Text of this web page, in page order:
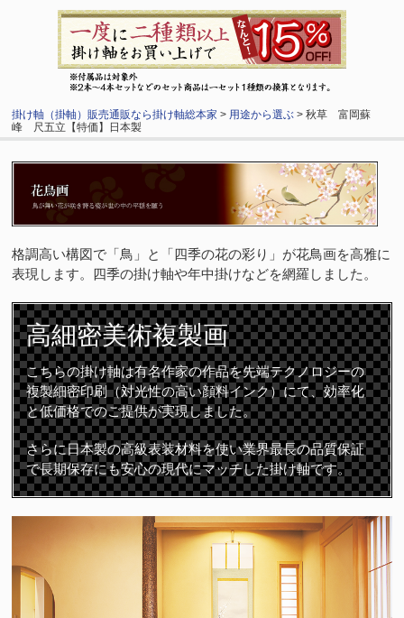
掛け軸（掛軸）販売通販なら掛け軸総本家 > 用途から選ぶ > 秋草 富岡蘇
峰 尺五立【特価】日本製
格調高い構図で「鳥」と「四季の花の彩り」が花鳥画を高雅に
表現します。四季の掛け軸や年中掛けなどを網羅しました。
高細密美術複製画
こちらの掛け軸は有名作家の作品を先端テクノロジーの
複製細密印刷（対光性の高い顔料インク）にて、効率化
と低価格でのご提供が実現しました。
さらに日本製の高級表装材料を使い業界最長の品質保証
で長期保存にも安心の現代にマッチした掛け軸です。